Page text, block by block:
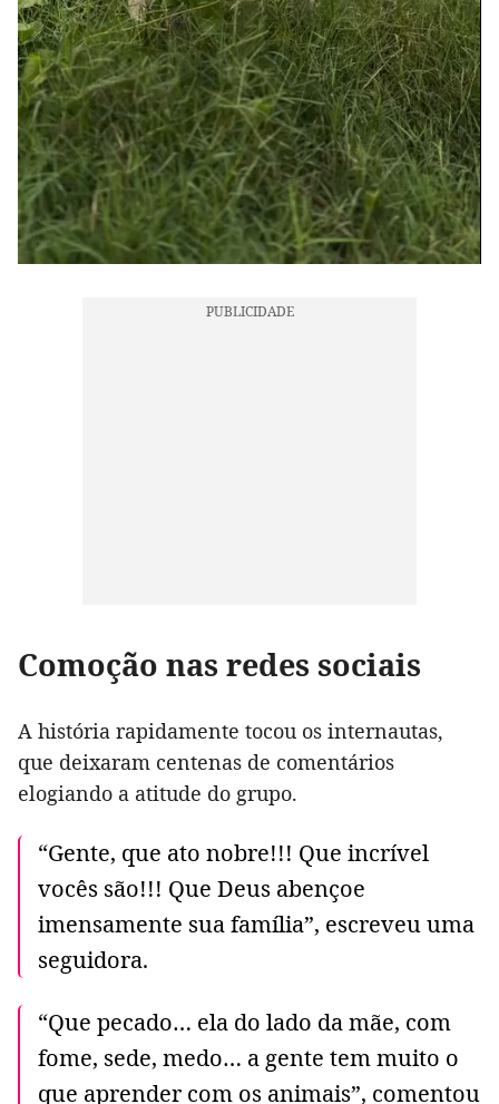
Comoção nas redes sociais
A história rapidamente tocou os internautas,
que deixaram centenas de comentários
elogiando a atitude do grupo.
“Gente, que ato nobre!!! Que incrível
vocês são!!! Que Deus abençoe
imensamente sua família”, escreveu uma
seguidora.
“Que pecado… ela do lado da mãe, com
fome, sede, medo… a gente tem muito o
que aprender com os animais”, comentou